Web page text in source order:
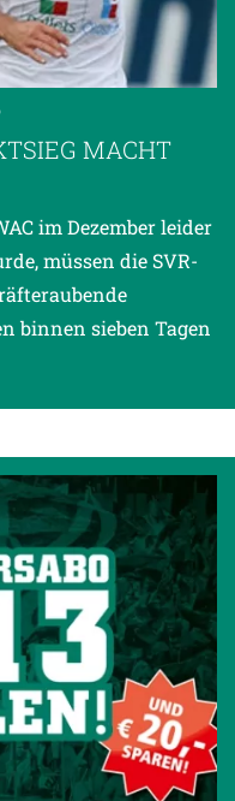
MACHT
im Dezember leider
müssen die SVR-
binnen sieben Tagen